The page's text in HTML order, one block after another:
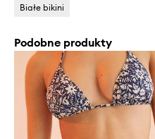
Białe bikini
Podobne produkty